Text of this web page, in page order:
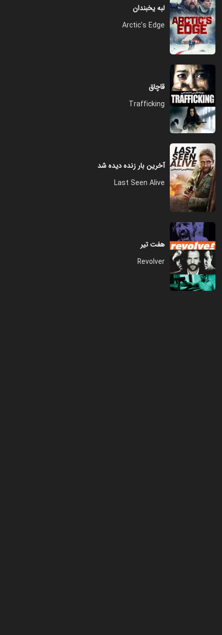
لبه یخبندان
Arctic's Edge
قاچاق
Trafficking
آخرین بار زنده دیده شد
Last Seen Alive
هفت تیر
Revolver